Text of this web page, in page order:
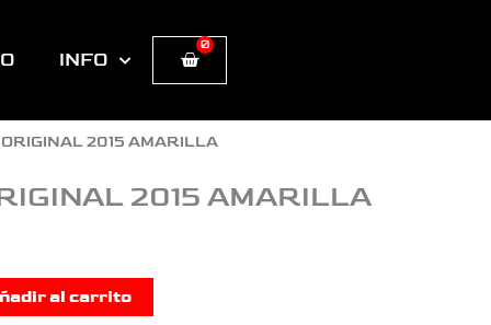
INFO
0
Cart
2015 AMARILLA
2015 AMARILLA
al carrito